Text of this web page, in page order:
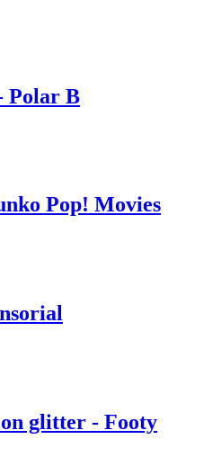
Polar B
Pop! Movies
glitter - Footy